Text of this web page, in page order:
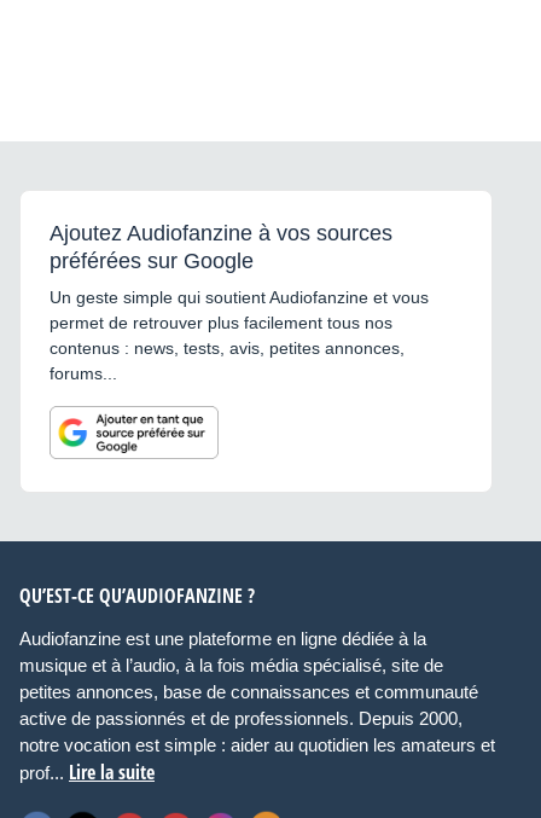
Ajoutez Audiofanzine à vos sources
préférées sur Google
Un geste simple qui soutient Audiofanzine et vous
permet de retrouver plus facilement tous nos
contenus : news, tests, avis, petites annonces,
forums...
QU’EST-CE QU’AUDIOFANZINE ?
Audiofanzine est une plateforme en ligne dédiée à la
musique et à l’audio, à la fois média spécialisé, site de
petites annonces, base de connaissances et communauté
active de passionnés et de professionnels. Depuis 2000,
notre vocation est simple : aider au quotidien les amateurs et
prof... Lire la suite